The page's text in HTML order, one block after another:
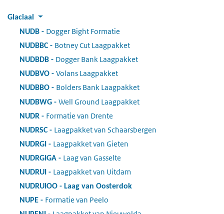
Glaciaal
NUDB
Dogger Bight Formatie
NUDBBC: Botney Cut Laagpakket
NUDBDB Dogger Bank Laagpakket
NUDBVO Volans Laagpakket
NUDBBO Bolders Bank Laagpakket
NUDBWG Well Ground Laagpakket
NUDR Formatie van Drente
NUDRSC: Laagpakket van Schaarsbergen
NUDRGI Laagpakket van Gieten
NUDRGIGA Laag van Gasselte
NUDRUI Laagpakket van Uitdam
NUDRUIOO
Laag van Oosterdok
NUPE
Formatie van Peelo